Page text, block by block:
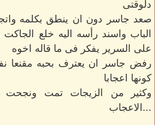
دلوقتى
صعد جاسر دون ان ينطق بكلمه
الباب واسند رأسه اليه خلع
على السرير يفكر فى ما قاله اخوه
رفض جاسر ان يعترف بحبه مقنعا
كونها اعجابا
وكثير من الزيجات تمت ونجحت
...الاعجاب